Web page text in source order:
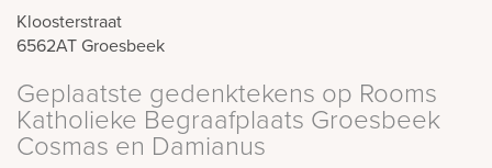
Kloosterstraat
6562AT Groesbeek
Geplaatste gedenktekens op Rooms
Katholieke Begraafplaats Groesbeek
Cosmas en Damianus